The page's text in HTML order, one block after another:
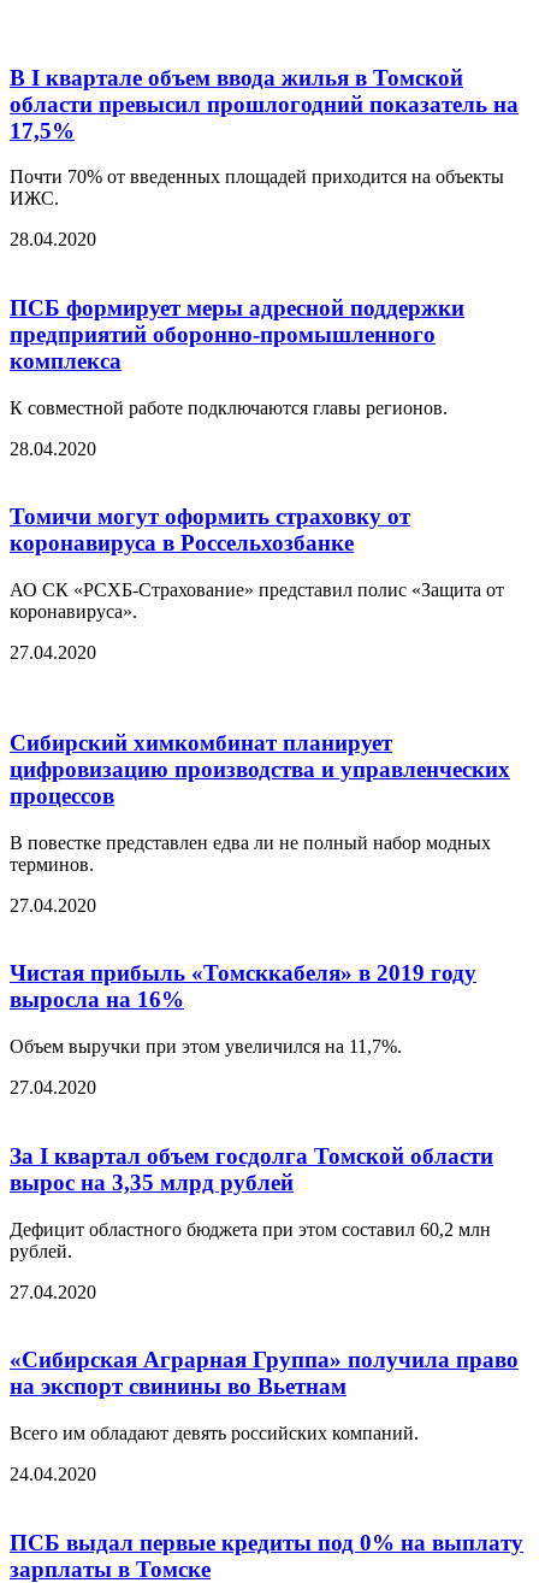
В I квартале объем ввода жилья в Томской
области превысил прошлогодний показатель на
17,5%
Почти 70% от введенных площадей приходится на объекты
ИЖС.
28.04.2020
ПСБ формирует меры адресной поддержки
предприятий оборонно-промышленного
комплекса
К совместной работе подключаются главы регионов.
28.04.2020
Томичи могут оформить страховку от
коронавируса в Россельхозбанке
АО СК «РСХБ-Страхование» представил полис «Защита от
коронавируса».
27.04.2020
Сибирский химкомбинат планирует
цифровизацию производства и управленческих
процессов
В повестке представлен едва ли не полный набор модных
терминов.
27.04.2020
Чистая прибыль «Томсккабеля» в 2019 году
выросла на 16%
Объем выручки при этом увеличился на 11,7%.
27.04.2020
За I квартал объем госдолга Томской области
вырос на 3,35 млрд рублей
Дефицит областного бюджета при этом составил 60,2 млн
рублей.
27.04.2020
«Сибирская Аграрная Группа» получила право
на экспорт свинины во Вьетнам
Всего им обладают девять российских компаний.
24.04.2020
ПСБ выдал первые кредиты под 0% на выплату
зарплаты в Томске